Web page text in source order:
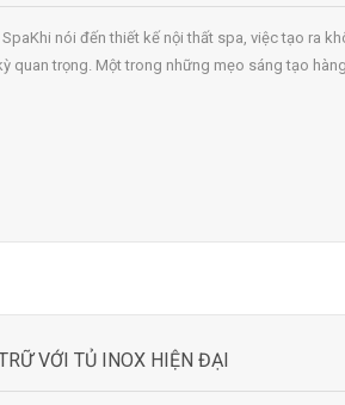
SpaKhi nói đến thiết kế nội thất spa, việc tạo ra
quan trọng. Một trong những mẹo sáng tạo hàng
VỚI TỦ INOX HIỆN ĐẠI